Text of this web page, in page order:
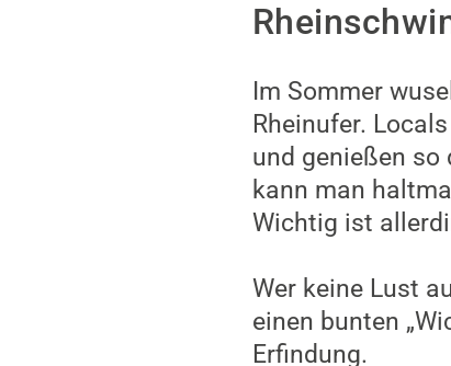
Im Sommer
Rheinufer.
und genießen
kann man
Wichtig ist
Wer keine Lust
einen bunten
Erfindung.